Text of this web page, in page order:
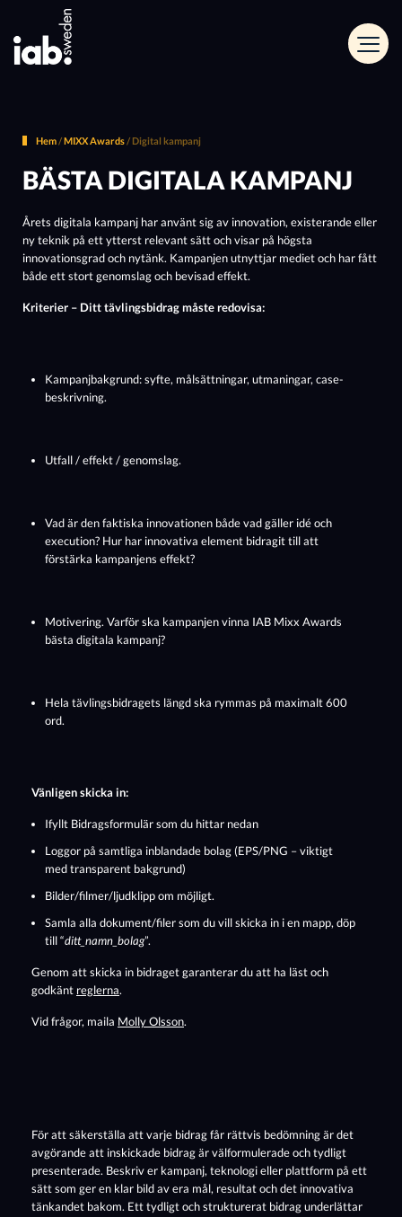
Hem/MIXX Awards/ Digital kampanj
BÄSTA DIGITALA KAMPANJ
Årets digitala kampanj har använt sig av innovation, existerande eller
ny teknik på ett ytterst relevant sätt och visar på högsta
innovationsgrad och nytänk. Kampanjen utnyttjar mediet och har fått
både ett stort genomslag och bevisad effekt.
Kriterier – Ditt tävlingsbidrag måste redovisa:
Kampanjbakgrund: syfte, målsättningar, utmaningar, case-
beskrivning.
Utfall / effekt / genomslag.
Vad är den faktiska innovationen både vad gäller idé och
execution? Hur har innovativa element bidragit till att
förstärka kampanjens effekt?
Motivering. Varför ska kampanjen vinna IAB Mixx Awards
bästa digitala kampanj?
Hela tävlingsbidragets längd ska rymmas på maximalt 600
ord.
Vänligen skicka in:
Ifyllt Bidragsformulär som du hittar nedan
Loggor på samtliga inblandade bolag (EPS/PNG – viktigt
med transparent bakgrund)
Bilder/filmer/ljudklipp om möjligt.
Samla alla dokument/filer som du vill skicka in i en mapp, döp
till “ditt_namn_bolag”.
Genom att skicka in bidraget garanterar du att ha läst och
godkänt reglerna.
Vid frågor, maila Molly Olsson.
För att säkerställa att varje bidrag får rättvis bedömning är det
avgörande att inskickade bidrag är välformulerade och tydligt
presenterade. Beskriv er kampanj, teknologi eller plattform på ett
sätt som ger en klar bild av era mål, resultat och det innovativa
tänkandet bakom. Ett tydligt och strukturerat bidrag underlättar